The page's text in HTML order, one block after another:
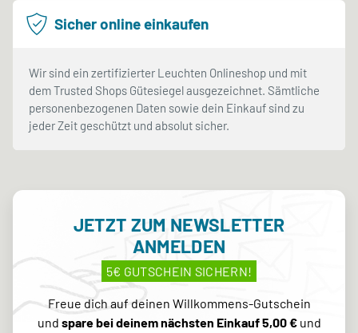
Sicher online einkaufen
Wir sind ein zertifizierter Leuchten Onlineshop und mit
dem Trusted Shops Gütesiegel ausgezeichnet. Sämtliche
personenbezogenen Daten sowie dein Einkauf sind zu
jeder Zeit geschützt und absolut sicher.
JETZT ZUM NEWSLETTER
ANMELDEN
5€ GUTSCHEIN SICHERN!
Freue dich auf deinen Willkommens-Gutschein
und spare bei deinem nächsten Einkauf 5,00 €und